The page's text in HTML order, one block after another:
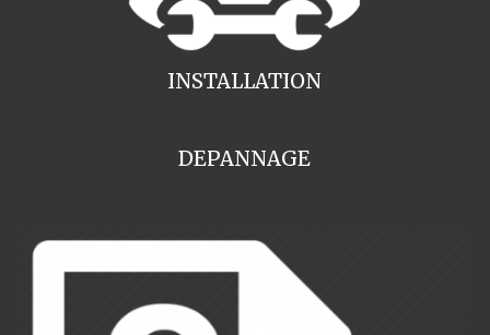
INSTALLATION
DEPANNAGE